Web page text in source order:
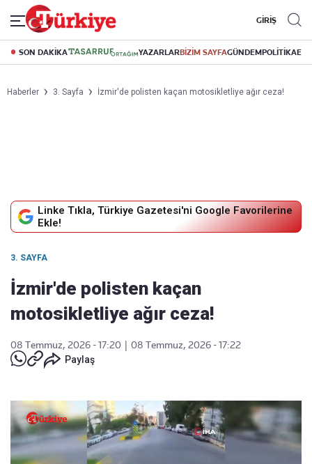
GİRİŞ
SON DAKİKA YAZARLARBİZİM SAYFAGÜNDEMPOLİTİKA
Haberler 3. Sayfa İzmir'de polisten kaçan motosikletliye ağır ceza!
Linke Tıkla, Türkiye Gazetesi'ni Google Favorilerine
Ekle!
3. SAYFA
İzmir'de polisten kaçan
motosikletliye ağır ceza!
08 Temmuz, 2026 - 17:20
08 Temmuz, 2026 - 17:22
Paylaş